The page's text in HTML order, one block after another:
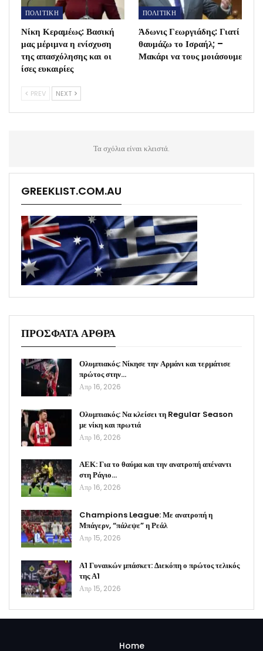
ΠΟΛΙΤΙΚΗ
Νίκη Κεραμέως: Βασική
μας μέριμνα η ενίσχυση
της απασχόλησης και οι
ίσες ευκαιρίες
ΠΟΛΙΤΙΚΗ
Άδωνις Γεωργιάδης: Γιατί
θαυμάζω το Ισραήλ; –
Μακάρι να τους μοιάσουμε
PREV NEXT
Τα σχόλια είναι κλειστά.
GREEKLIST.COM.AU
ΠΡΟΣΦΑΤΑ ΑΡΘΡΑ
Ολυμπιακός: Νίκησε την Αρμάνι και τερμάτισε
πρώτος στην…
Απρ 16, 2026
Ολυμπιακός: Να κλείσει τη Regular Season
με νίκη και πρωτιά
Απρ 16, 2026
ΑΕΚ: Για το θαύμα και την ανατροπή απέναντι
στη Ράγιο…
Απρ 16, 2026
Champions League: Με ανατροπή η
Μπάγερν, “πάλεψε” η Ρεάλ
Απρ 15, 2026
Α1 Γυναικών μπάσκετ: Διεκόπη ο πρώτος τελικός
της Α1
Απρ 15, 2026
Home